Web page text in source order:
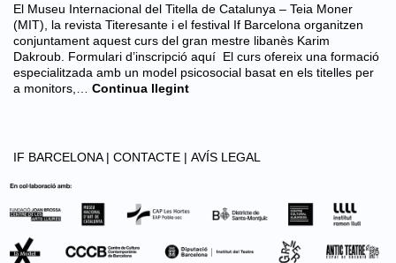
El Museu Internacional del Titella de Catalunya – Teia Moner
(MIT), la revista Titeresante i el festival If Barcelona organitzen
conjuntament aquest curs del gran mestre libanès Karim
Dakroub. Formulari d’inscripció aquí El curs ofereix una formació
especialitzada amb un model psicosocial basat en els titelles per
a monitors,…
Continua llegint
IF BARCELONA | CONTACTE | AVÍS LEGAL